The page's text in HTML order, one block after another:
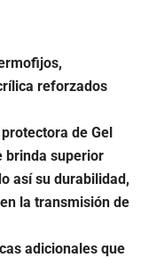
reforzados
de Gel
brinda superior
así su durabilidad,
la transmisión de
adicionales que